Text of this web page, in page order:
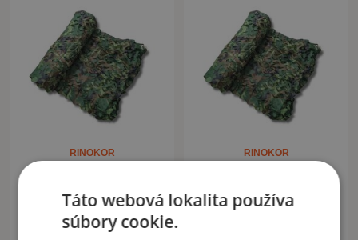
RINOKOR
Maskovacia sieť Phantoro
17,90 €
Momentálne nedostupné
RINOKOR
Maskovacia sieť Phantoro
Táto webová lokalita používa
súbory cookie.